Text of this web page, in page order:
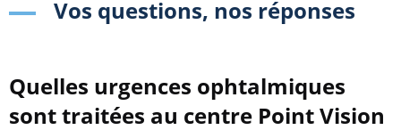
Vos questions, nos réponses
Quelles urgences ophtalmiques
sont traitées au centre Point Vision